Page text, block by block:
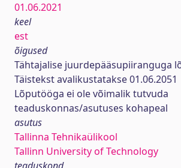
01.06.2021
keel
est
õigused
Tähtajalise juurdepääsupiiranguga
Täistekst avalikustatakse 01.06.2051
Lõputööga ei ole võimalik tutvuda
teaduskonnas/asutuses kohapeal
asutus
Tallinna Tehnikaülikool
Tallinn University of Technology